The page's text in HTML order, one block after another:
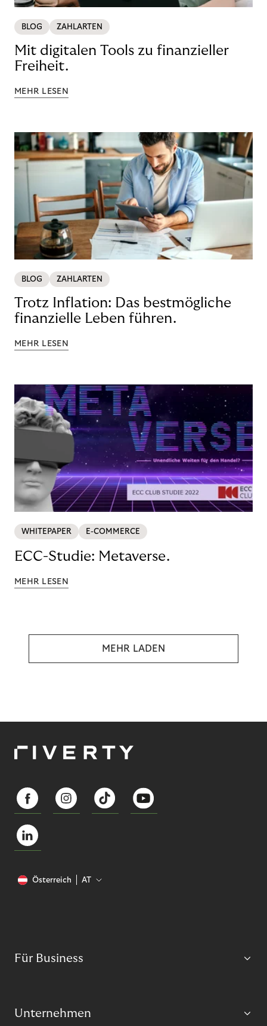
BLOG ZAHLARTEN
Mit digitalen Tools zu finanzieller
Freiheit.
MEHR LESEN
BLOG ZAHLARTEN
Trotz Inflation: Das bestmögliche
finanzielle Leben führen.
MEHR LESEN
WHITEPAPER E-COMMERCE
ECC-Studie: Metaverse.
MEHR LESEN
MEHR LADEN
Österreich AT
Für Business
Unternehmen